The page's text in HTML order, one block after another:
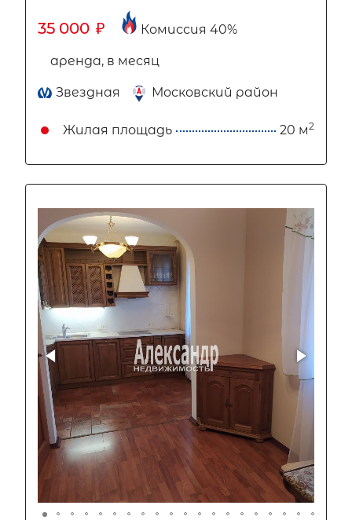
35 000 ₽ Комиссия 40%
аренда, в месяц
Звездная Московский район
Жилая площадь 20 м2